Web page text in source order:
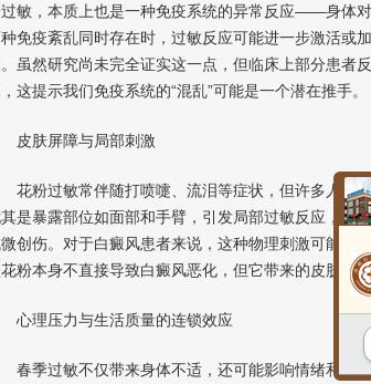
敏，本质上也是一种免疫系统的异常反应——身体
免疫紊乱同时存在时，过敏反应可能进一步激活或
。虽然研究尚未完全证实这一点，但临床上部分患者
这提示我们免疫系统的“混乱”可能是一个潜在推手。
肤屏障与局部刺激
粉过敏常伴随打喷嚏、流泪等症状，但许多人忽略
是暴露部位如面部和手臂，引发局部过敏反应，如
创伤。对于白癜风患者来说，这种物理刺激可能通
粉本身不直接导致白癜风恶化，但它带来的皮肤问
理压力与生活质量的连锁效应
季过敏不仅带来身体不适，还可能影响情绪和睡